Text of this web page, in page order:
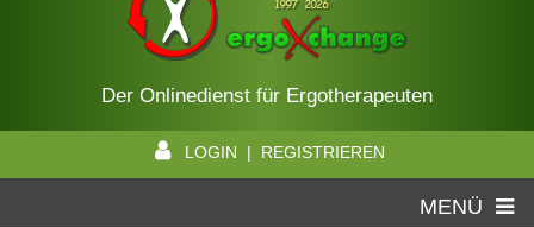
Der Onlinedienst für Ergotherapeuten
LOGIN | REGISTRIEREN
MENÜ